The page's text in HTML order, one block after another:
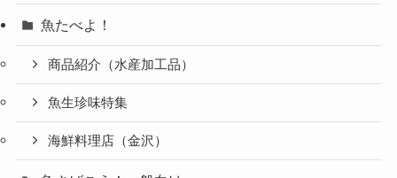
魚たべよ！
商品紹介（水産加工品）
魚生珍味特集
海鮮料理店（金沢）